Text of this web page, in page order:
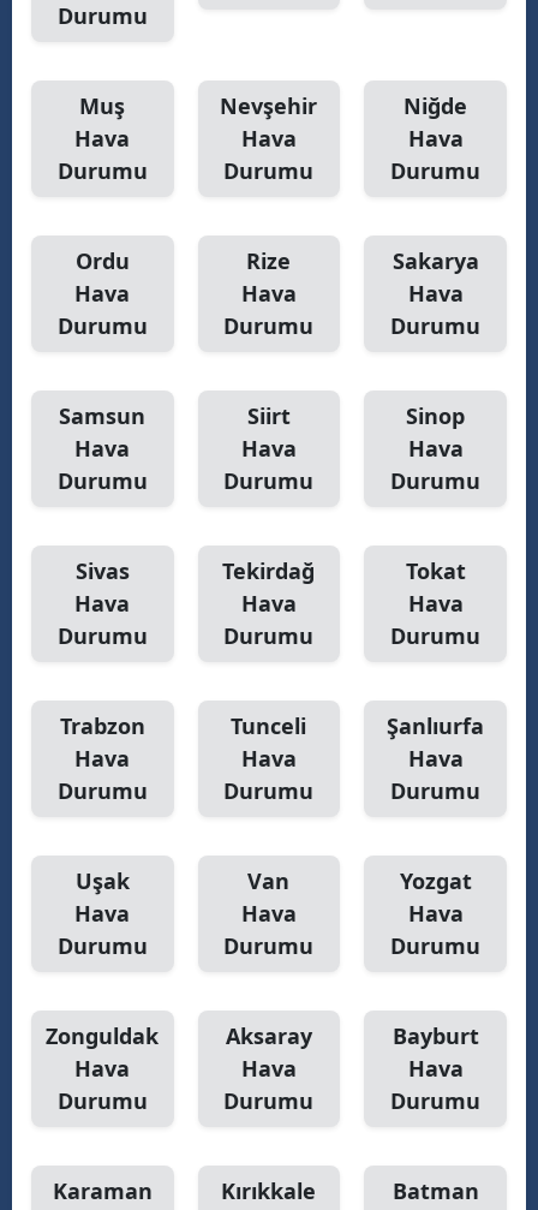
Durumu
Muş
Hava
Durumu
Nevşehir
Hava
Durumu
Niğde
Hava
Durumu
Ordu
Hava
Durumu
Rize
Hava
Durumu
Sakarya
Hava
Durumu
Samsun
Hava
Durumu
Siirt
Hava
Durumu
Sinop
Hava
Durumu
Sivas
Hava
Durumu
Tekirdağ
Hava
Durumu
Tokat
Hava
Durumu
Trabzon
Hava
Durumu
Tunceli
Hava
Durumu
Şanlıurfa
Hava
Durumu
Uşak
Hava
Durumu
Van
Hava
Durumu
Yozgat
Hava
Durumu
Zonguldak
Hava
Durumu
Aksaray
Hava
Durumu
Bayburt
Hava
Durumu
Karaman
Kırıkkale
Batman